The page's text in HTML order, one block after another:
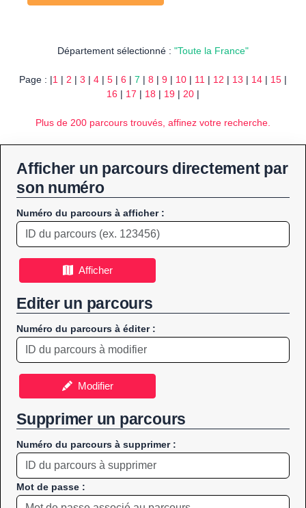
Département sélectionné : "Toute la France"
Page : |1 | 2 | 3 | 4 | 5 | 6 | 7 | 8 | 9 | 10 | 11 | 12 | 13 | 14 | 15 |
16 | 17 | 18 | 19 | 20 |
Plus de 200 parcours trouvés, affinez votre recherche.
Afficher un parcours directement par
son numéro
Numéro du parcours à afficher :
Afficher
Editer un parcours
Numéro du parcours à éditer :
Modifier
Supprimer un parcours
Numéro du parcours à supprimer :
Mot de passe :